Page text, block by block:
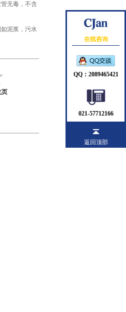
无毒，不含
泥浆，污水
页
在线咨询
QQ：2089465421
021-57712166
返回顶部